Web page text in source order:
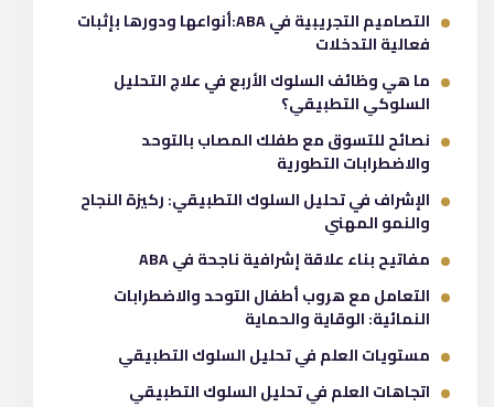
التصاميم التجريبية في ABA:أنواعها ودورها بإثبات
فعالية التدخلات
ما هي وظائف السلوك الأربع في علاج التحليل
السلوكي التطبيقي؟
نصائح للتسوق مع طفلك المصاب بالتوحد
والاضطرابات التطورية
الإشراف في تحليل السلوك التطبيقي: ركيزة النجاح
والنمو المهني
مفاتيح بناء علاقة إشرافية ناجحة في ABA
التعامل مع هروب أطفال التوحد والاضطرابات
النمائية: الوقاية والحماية
مستويات العلم في تحليل السلوك التطبيقي
اتجاهات العلم في تحليل السلوك التطبيقي